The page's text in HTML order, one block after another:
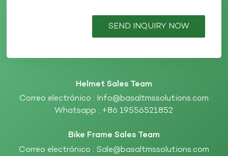
SEND INQUIRY NOW
Helmet Sales Team
Correo electrónico : Info@basaltmssolutions.com
Whatsapp : +86 19556521852
Bike Frame Sales Team
Correo electrónico : Sale@basaltmssolutions.com